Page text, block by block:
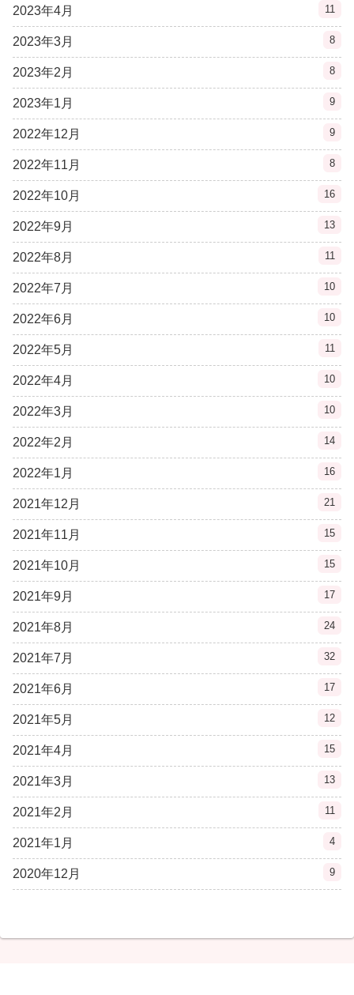
2023年4月 11
2023年3月 8
2023年2月 8
2023年1月 9
2022年12月 9
2022年11月 8
2022年10月 16
2022年9月 13
2022年8月 11
2022年7月 10
2022年6月 10
2022年5月 11
2022年4月 10
2022年3月 10
2022年2月 14
2022年1月 16
2021年12月 21
2021年11月 15
2021年10月 15
2021年9月 17
2021年8月 24
2021年7月 32
2021年6月 17
2021年5月 12
2021年4月 15
2021年3月 13
2021年2月 11
2021年1月 4
2020年12月 9